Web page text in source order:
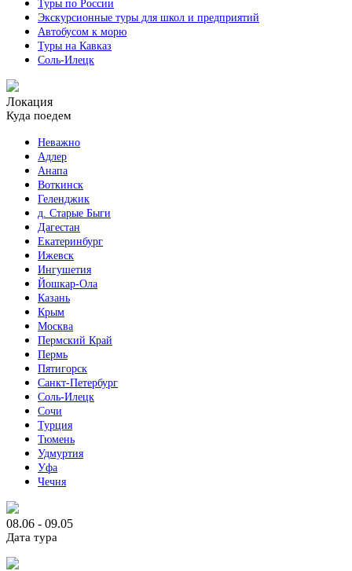
Туры по России
Экскурсионные туры для школ и предприятий
Автобусом к морю
Туры на Кавказ
Соль-Илецк
Локация
Куда поедем
Неважно
Адлер
Анапа
Воткинск
Геленджик
д. Старые Быги
Дагестан
Екатеринбург
Ижевск
Ингушетия
Йошкар-Ола
Казань
Крым
Москва
Пермский Край
Пермь
Пятигорск
Санкт-Петербург
Соль-Илецк
Сочи
Турция
Тюмень
Удмуртия
Уфа
Чечня
08.06 - 09.05
Дата тура